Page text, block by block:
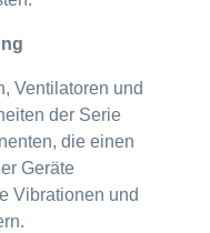
Ventilatoren und
der Serie
die einen
Geräte
Vibrationen und